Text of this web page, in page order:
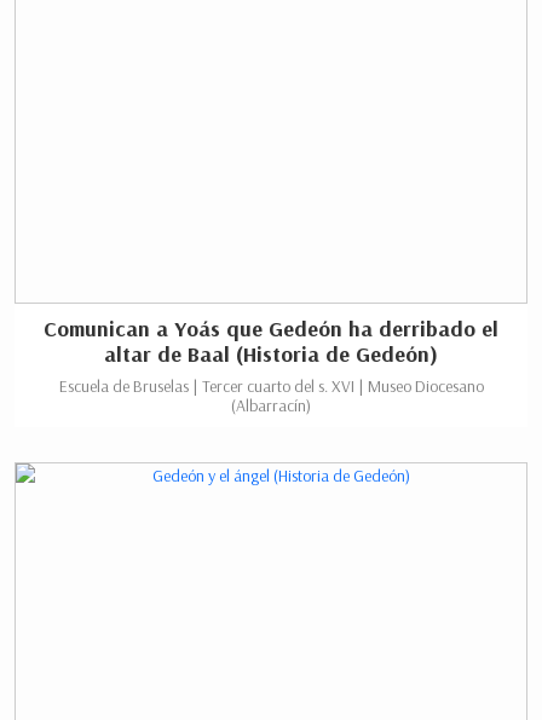
Comunican a Yoás que Gedeón ha derribado el
altar de Baal (Historia de Gedeón)
Escuela de Bruselas | Tercer cuarto del s. XVI | Museo Diocesano
(Albarracín)